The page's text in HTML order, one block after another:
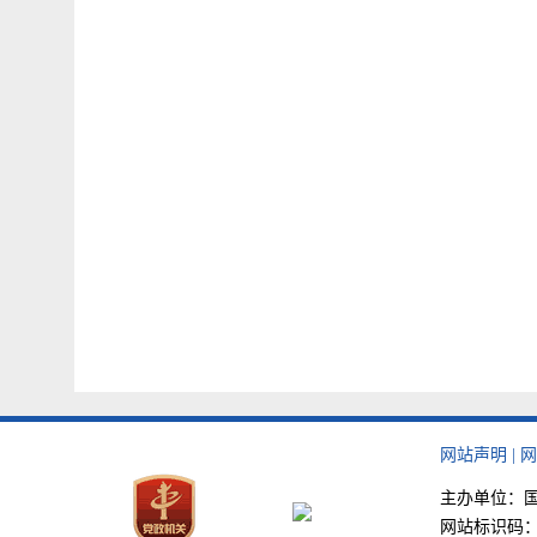
网站声明
主办单位：
网站标识码